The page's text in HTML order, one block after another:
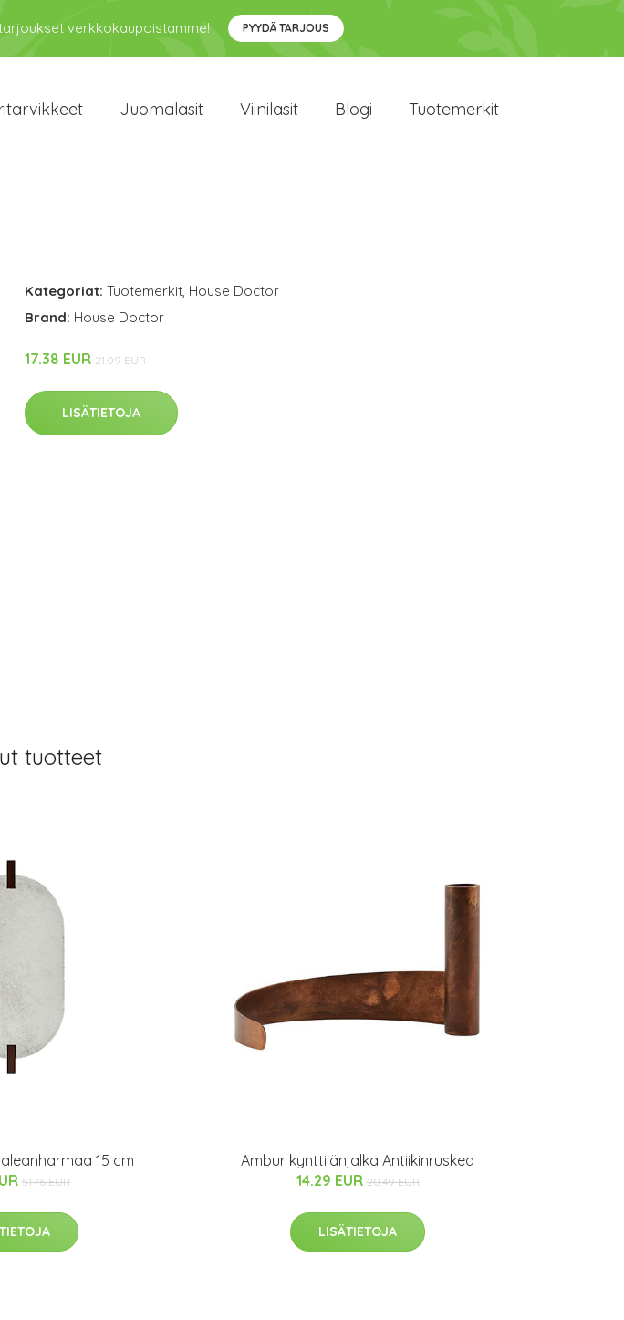
verkkokaupoistamme! PYYDÄ TARJOUS
Juomalasit Viinilasit Blogi Tuotemerkit
Kategoriat: Tuotemerkit, House Doctor
Brand: House Doctor
17.38 EUR 21.09 EUR
LISÄTIETOJA
tuotteet
15 cm
51.76 EUR
Ambur kynttilänjalka Antiikinruskea
14.29 EUR 20.49 EUR
LISÄTIETOJA